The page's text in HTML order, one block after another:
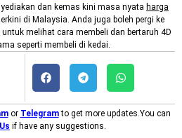
dan kemas kini masa nyata harga
di Malaysia. Anda juga boleh pergi ke
untuk melihat cara membeli dan bertaruh 4D
seperti membeli di kedai.
or Telegramto get more updates.You can
if have any suggestions.